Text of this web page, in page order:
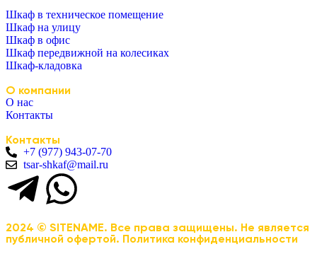
Шкаф в техническое помещение
Шкаф на улицу
Шкаф в офис
Шкаф передвижной на колесиках
Шкаф-кладовка
О компании
О нас
Контакты
Контакты
+7 (977) 943-07-70
tsar-shkaf@mail.ru
2024 © SITENAME. Все права защищены. Не является
публичной офертой. Политика конфиденциальности